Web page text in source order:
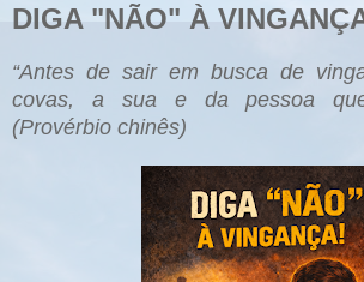
DIGA "NÃO" À
“Antes de sair em busca de
covas, a sua e da pessoa
(Provérbio chinês)